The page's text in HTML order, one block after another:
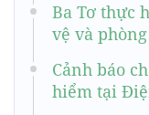
Ba Tơ thực
vệ và
Cảnh báo
hiểm tại